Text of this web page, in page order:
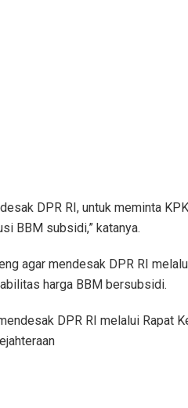
DPR RI, untuk meminta
BBM subsidi,” katanya.
agar mendesak DPR RI
harga BBM bersubsidi.
DPR RI melalui Rapat